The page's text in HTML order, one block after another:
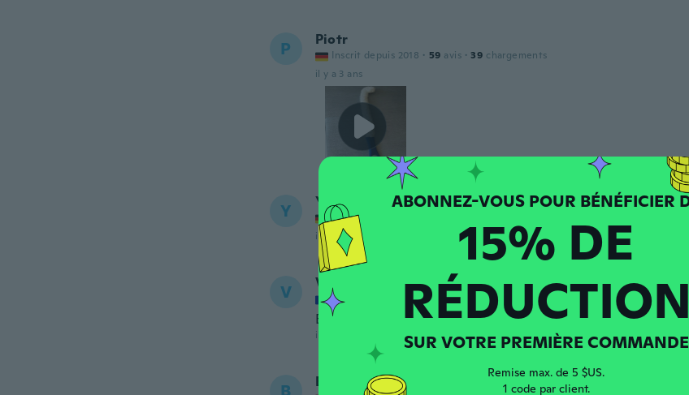
P Piotr
Inscrit depuis 2018 · 59 avis · 39 chargements
il y a 3 ans
Y Yvonne
Inscrit depuis 2017
il y a 3 ans
V Victor
Inscrit depuis 2015 · 252 avis 109 chargements
Bien parfait.
il y a 3 ans
B.M.H.
15% DE
RÉDUCTION
SUR VOTRE PREMIÈRE COMMANDE
Remise max. de 5 $US.
1 code par client.